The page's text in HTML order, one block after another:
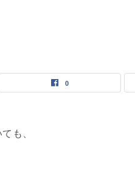
0
も、